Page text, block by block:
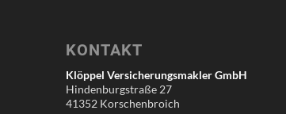
KONTAKT
Klöppel Versicherungsmakler GmbH
Hindenburgstraße 27
41352 Korschenbroich